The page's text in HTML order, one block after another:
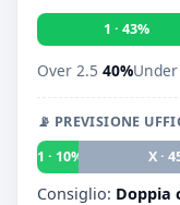
1 · 43%
Over 2.5 40%
📡 PREVISIONE
1 · 10%
X ·
Consiglio: Doppia